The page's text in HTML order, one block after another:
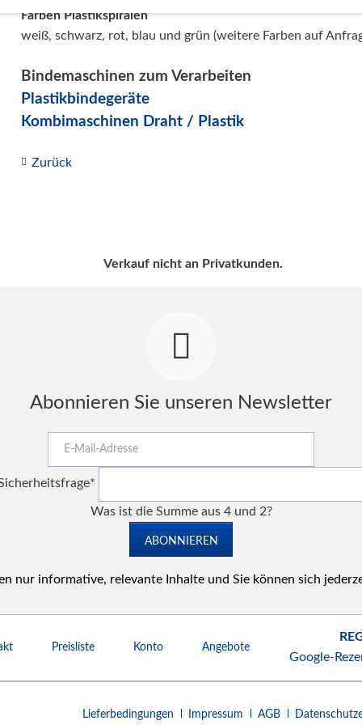
Farben Plastikspiralen
weiß, schwarz, rot, blau und grün (weitere Farben auf
Bindemaschinen zum Verarbeiten
Plastikbindegeräte
Kombimaschinen Draht / Plastik
Zurück
Verkauf nicht an Privatkunden.
Abonnieren Sie unseren Newsletter
Adresse*
Was ist die Summe aus 4 und 2?
ABONNIEREN
nur informative, relevante Inhalte und Sie können sich
Preisliste Konto Angebote
Google-
Navigation
Lieferbedingungen Impressum AGB